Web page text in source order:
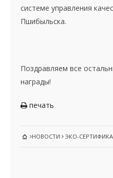
системе управления
Пшибыльска.
Поздравляем все
награды!
печать
НОВОСТИ ЭКО-